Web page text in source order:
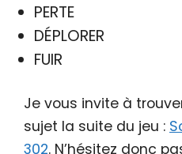
PERTE
DÉPLORER
FUIR
Je vous invite à
sujet la suite du jeu :
302. N’hésitez donc